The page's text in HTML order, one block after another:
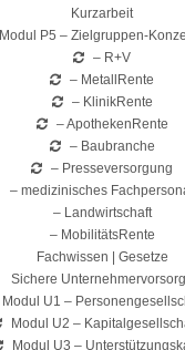
Kurzarbeit
Modul P5 – Zielgruppen-
– R+V
– MetallRente
– KlinikRente
– ApothekenRente
– Baubranche
– Presseversorgung
– medizinisches
– Landwirtschaft
– MobilitätsRente
Fachwissen | Gesetze
Sichere
Modul U1 –
Modul U2 –
Modul U3 –